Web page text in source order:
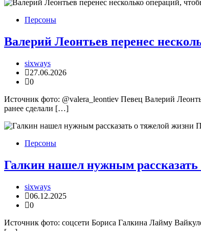
Персоны
Валерий Леонтьев перенес
sixways
27.06.2026
0
Источник фото: @valera_leontiev Певец Валерий
ранее сделали […]
Персоны
Галкин нашел нужным
sixways
06.12.2025
0
Источник фото: соцсети Бориса Галкина Лайму